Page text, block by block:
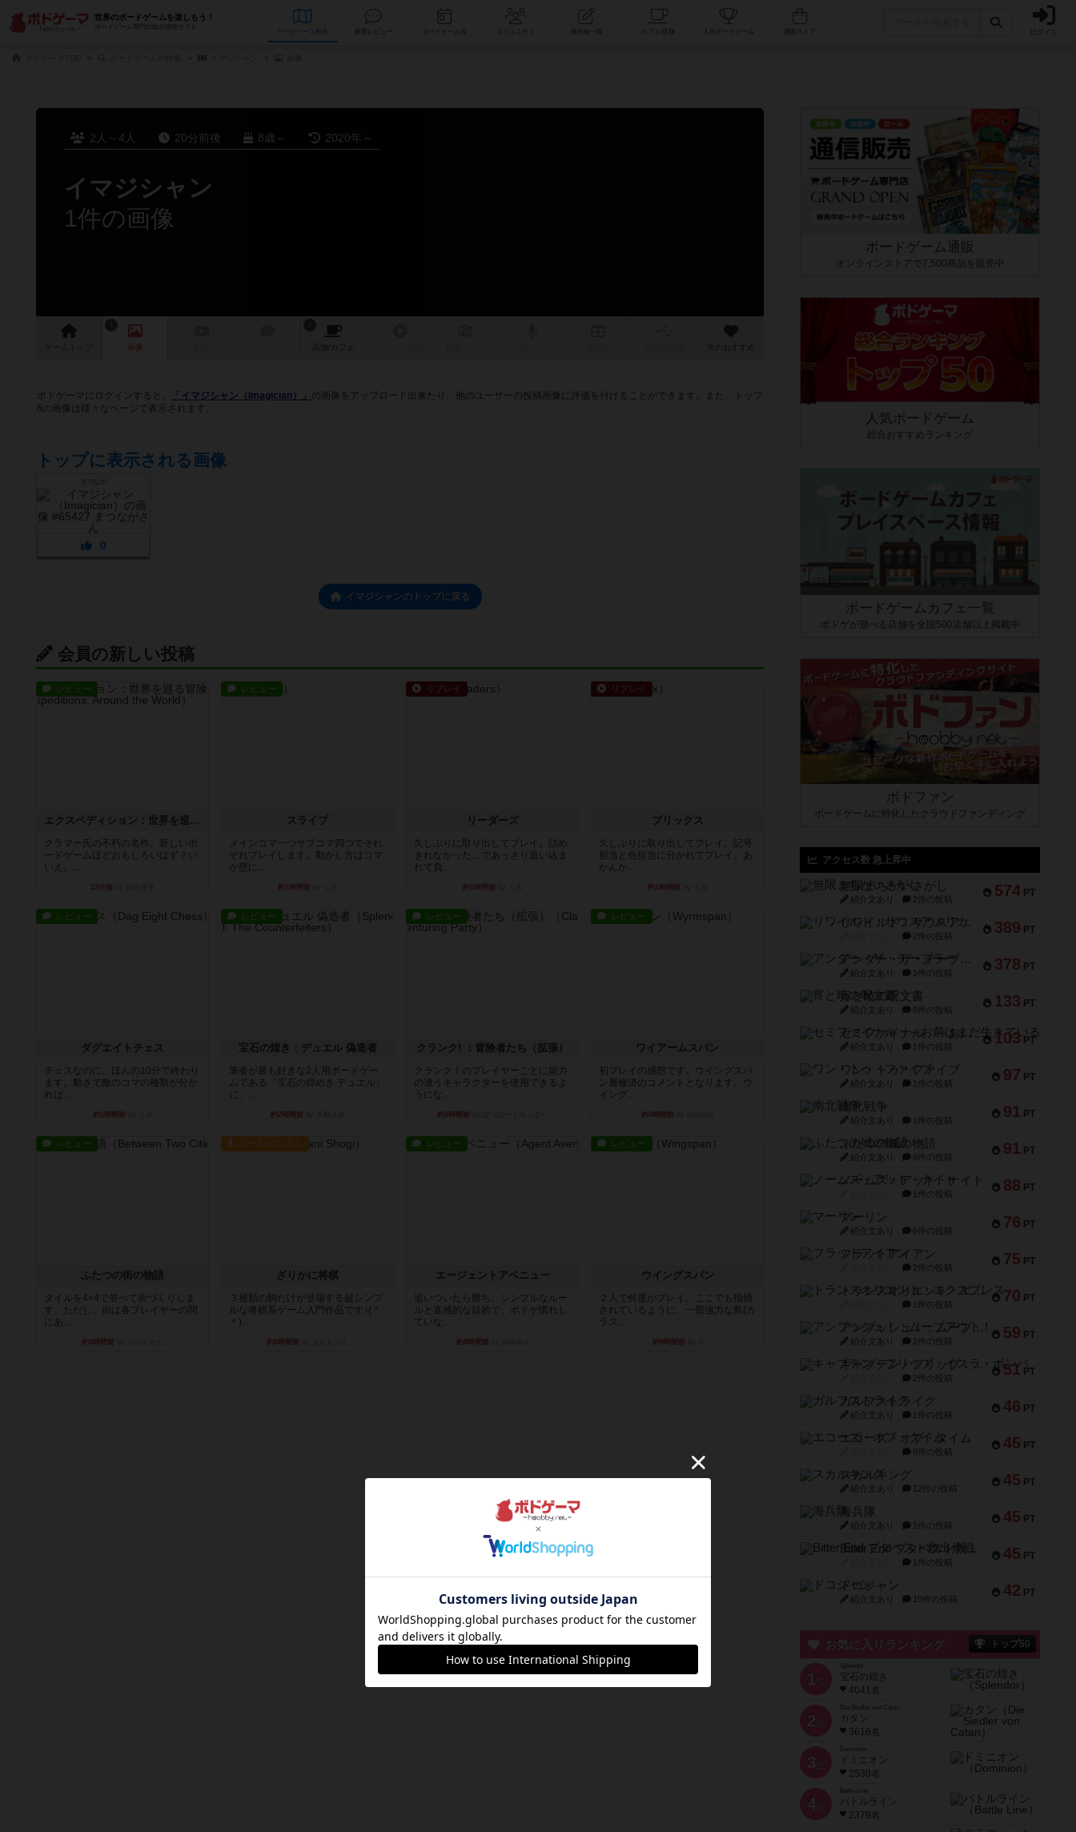
世界のボードゲームを楽しもう！
ボードゲーム専門の総合情報サイト
データベース コミュニティ 人気ボードゲーム ログイン
2人～4人 20分前後 8歳～ 2020年～
イマジシャン
1件の画像
ゲーム 画像 店舗/ カフェ 次のおすすめ
ボドゲーマにログインすると、 「イマジシャン（Imagician）」 の画像をアップロード出来たり、他のユーザーの投稿画像に評価を付けることができます。また、トップ
6の画像は様々なページで表示されます。
トップに表示される画像
まつなが
0
イマジシャンのトップに戻る
会員の新しい投稿
レビュー
エクスペディション：世界を巡る冒険
クラマー氏の不朽の名作。新しいボ
ードゲームほどおもしろいはず？い
いえ。...
23分前
レビュー
スライプ
メインコマ一つサブコマ四つでそれ
ぞれプレイします。動かし方はコマ
か壁に...
約1時間前
リプレイ
リーダーズ
久しぶりに取り出してプレイ。詰め
きれなかった…であっさり追い込ま
れて負...
約1時間前
リプレイ
ブリックス
久しぶりに取り出してプレイ。記号
担当と色担当に分かれてプレイ。あ
かんか...
約1時間前
レビュー
ダグエイトチェス
チェスなのに、ほんの10分で終わり
ます。動きで敵のコマの種類が分か
れば...
約1時間前
レビュー
宝石の煌き：デュエル 偽造者
筆者が最も好きな2人用ボードゲー
ムである『宝石の煌めき デュエル』
に、...
約2時間前
レビュー
クランク! ：冒険者たち（拡張）
クランク！のプレイヤーごとに能力
の違うキャラクターを使用できるよ
うにな...
約3時間前
レビュー
ワイアームスパン
初プレイの感想です。ウイングスパ
ン履修済のコメントとなります。ウ
イング...
約4時間前
レビュー
ふたつの街の物語
タイルを4×4で並べて街づくりしま
す。ただし、街は各プレイヤーの間
にあ...
約8時間前
ルール/インスト
ざりかに将棋
３種類の駒だけが登場する超シンプ
ルな将棋系ゲーム入門作品です♪(＾
＾)...
約8時間前
レビュー
エージェントアベニュー
追いついたら勝ち。シンプルなルー
ルと直感的な目的で、ボドゲ慣れし
ていな...
約8時間前
レビュー
ウイングスパン
２人で何度かプレイ。ここでも指摘
されているように、一部強力な鳥(カ
ラス...
約9時間前
ボードゲーム通販
オンラインストアで7,500商品を販売中
人気ボードゲーム
総合おすすめランキング
ボードゲームカフェ一覧
ボドゲが遊べる店舗を全国500店舗以上掲載中
ボドファン
ボードゲームに特化したクラウドファンディング
アクセス数 急上昇中
574 PT
無限まちがいさがし
紹介文あり 2件の投稿
389 PT
リワイルド：サウスアメリカ
2件の投稿
378 PT
アンダー・ザ・テーブラー
紹介文あり 1件の投稿
133 PT
宵と暁の呪文書
紹介文あり 8件の投稿
103 PT
セミファイナル ～お前はまだ生きている～
紹介文あり 1件の投稿
97 PT
ワン・トゥ・ファイブ
紹介文あり 1件の投稿
91 PT
南北戦争
紹介文あり 1件の投稿
91 PT
ふたつの城の物語
紹介文あり 6件の投稿
88 PT
ノームズ・アット・ナイト
1件の投稿
76 PT
マーリン
紹介文あり 6件の投稿
75 PT
フラットアイアン
2件の投稿
70 PT
トランスオリエント・エクスプレス
1件の投稿
59 PT
アンブッシュ！：ムーブアウト！
紹介文あり 1件の投稿
51 PT
キャプテン・フリップ：イスラ・ボンバ
2件の投稿
46 PT
ガルフストライク
紹介文あり 1件の投稿
45 PT
エコーズ・オブ・タイム
8件の投稿
45 PT
スカルキング
紹介文あり 12件の投稿
45 PT
海兵隊
紹介文あり 1件の投稿
45 PT
Bitter End ブタペスト救出作戦
1件の投稿
42 PT
ドコジャン
紹介文あり 10件の投稿
お気に入りランキング トップ50
1 位
宝石の煌き
4041名
2 位
Die Siedler von Catan
カタン
3616名
3 位
ドミニオン
2530名
4位
Battle Line
バトルライン
2379名